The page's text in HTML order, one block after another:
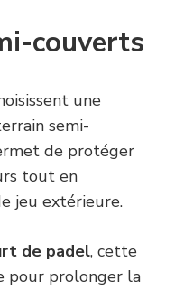
couverts
une
semi-
de protéger
tout en
jeu extérieure.
de padel, cette
pour prolonger la